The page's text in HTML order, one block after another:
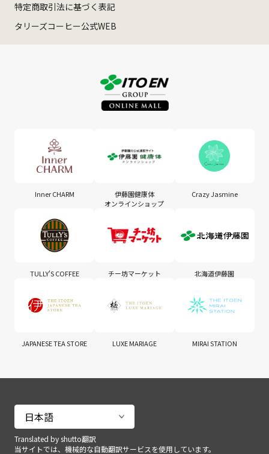
特定商取引法に基づく表記
タリーズコーヒー公式WEB
Inner CHARM
伊藤園健康体
オンラインショップ
Crazy Jasmine
TULLY'S COFFEE チー坊マーケット 北海道伊藤園
JAPANESE TEA STORE LUXE MARIAGE MIRAI STATION
Translated by shutto翻訳
当サイトでは、機械的な自動翻訳サービスを使用しています。